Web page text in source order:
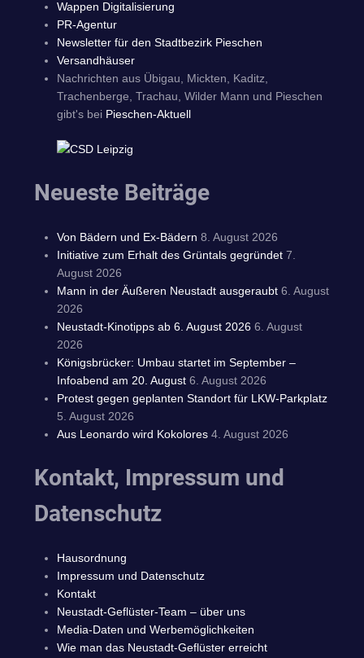
Wappen Digitalisierung
PR-Agentur
Newsletter für den Stadtbezirk Pieschen
Versandhäuser
Nachrichten aus Übigau, Mickten, Kaditz,
Trachenberge, Trachau, Wilder Mann und Pieschen
gibt's bei Pieschen-Aktuell
Neueste Beiträge
Von Bädern und Ex-Bädern 8. August 2026
Initiative zum Erhalt des Grüntals gegründet 7.
August 2026
Mann in der Äußeren Neustadt ausgeraubt 6. August
2026
Neustadt-Kinotipps ab 6. August 2026 6. August
2026
Königsbrücker: Umbau startet im September –
Infoabend am 20. August 6. August 2026
Protest gegen geplanten Standort für LKW-Parkplatz
5. August 2026
Aus Leonardo wird Kokolores 4. August 2026
Kontakt, Impressum und
Datenschutz
Hausordnung
Impressum und Datenschutz
Kontakt
Neustadt-Geflüster-Team – über uns
Media-Daten und Werbemöglichkeiten
Wie man das Neustadt-Geflüster erreicht